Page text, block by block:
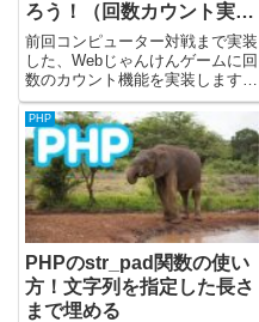
ろう！（回数カウント実
装）
前回コンピューター対戦まで実装
した、Webじゃんけんゲームに回
数のカウント機能を実装します。
また、内部のリファクタリング
(マジックナンバーを潰します)を
少し行ってコードを見やすくしま
す。前回の記事はこちらです。こ
の記事の目標（作るもの）につ...
PHP
PHPのstr_pad関数の使い
方！文字列を指定した長さ
まで埋める